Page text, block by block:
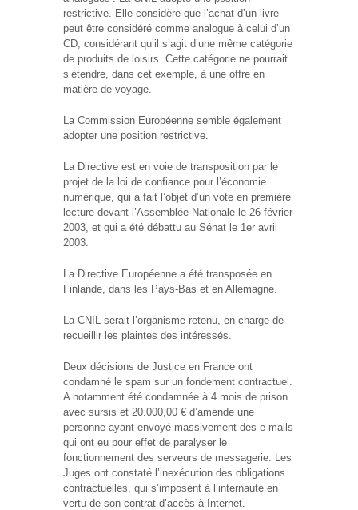
restrictive. Elle considère que l’achat d’un livre
peut être considéré comme analogue à celui d’un
CD, considérant qu’il s’agit d’une même catégorie
de produits de loisirs. Cette catégorie ne pourrait
s’étendre, dans cet exemple, à une offre en
matière de voyage.
La Commission Européenne semble également
adopter une position restrictive.
La Directive est en voie de transposition par le
projet de la loi de confiance pour l’économie
numérique, qui a fait l’objet d’un vote en première
lecture devant l’Assemblée Nationale le 26 février
2003, et qui a été débattu au Sénat le 1er avril
2003.
La Directive Européenne a été transposée en
Finlande, dans les Pays-Bas et en Allemagne.
La CNIL serait l’organisme retenu, en charge de
recueillir les plaintes des intéressés.
Deux décisions de Justice en France ont
condamné le spam sur un fondement contractuel.
A notamment été condamnée à 4 mois de prison
avec sursis et 20.000,00 € d’amende une
personne ayant envoyé massivement des e-mails
qui ont eu pour effet de paralyser le
fonctionnement des serveurs de messagerie. Les
Juges ont constaté l’inexécution des obligations
contractuelles, qui s’imposent à l’internaute en
vertu de son contrat d’accès à Internet.